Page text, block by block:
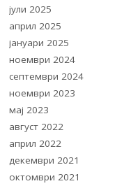
јули 2025
април 2025
јануари 2025
ноември 2024
септември 2024
ноември 2023
мај 2023
август 2022
април 2022
декември 2021
октомври 2021